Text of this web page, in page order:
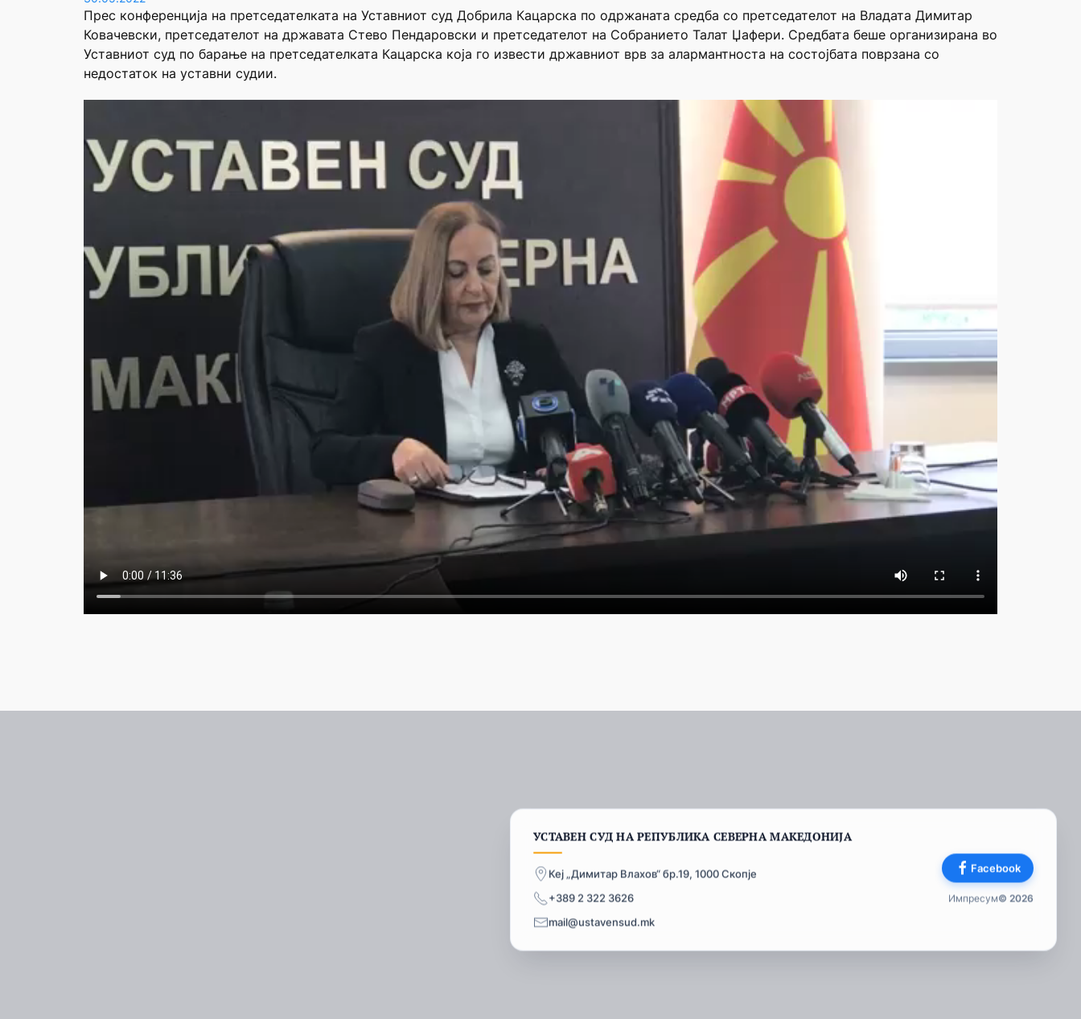
Прес конференција на претседателката на Уставниот суд Добрила Кацарска по одржаната средба со претседателот на Владата Димитар
Ковачевски, претседателот на државата Стево Пендаровски и претседателот на Собранието Талат Џафери. Средбата беше организирана во
Уставниот суд по барање на претседателката Кацарска која го извести државниот врв за алармантноста на состојбата поврзана со
недостаток на уставни судии.
УСТАВЕН СУД НА РЕПУБЛИКА СЕВЕРНА МАКЕДОНИЈА
Кеј „Димитар Влахов“ бр.19, 1000 Скопје
+389 2 322 3626
mail@ustavensud.mk
Facebook
Импресум© 2026